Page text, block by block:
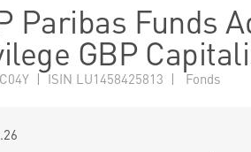
Paribas Funds
GBP
| ISIN LU1458425813 | Fonds